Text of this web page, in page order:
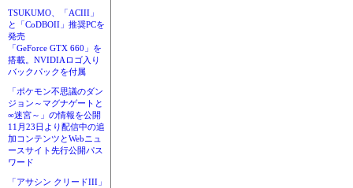
TSUKUMO、「ACIII」
と「CoDBOII」推奨PCを
発売
「GeForce GTX 660」を
搭載。NVIDIAロゴ入り
バックパックを付属
「ポケモン不思議のダン
ジョン～マグナゲートと
∞迷宮～」の情報を公開
11月23日より配信中の追
加コンテンツとWebニュ
ースサイト先行公開パス
ワード
「アサシン クリードIII」